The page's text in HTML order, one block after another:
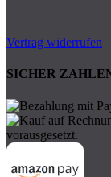
Vertrag widerrufen
SICHER